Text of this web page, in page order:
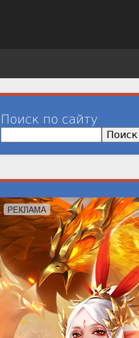
Поиск по сайту
с